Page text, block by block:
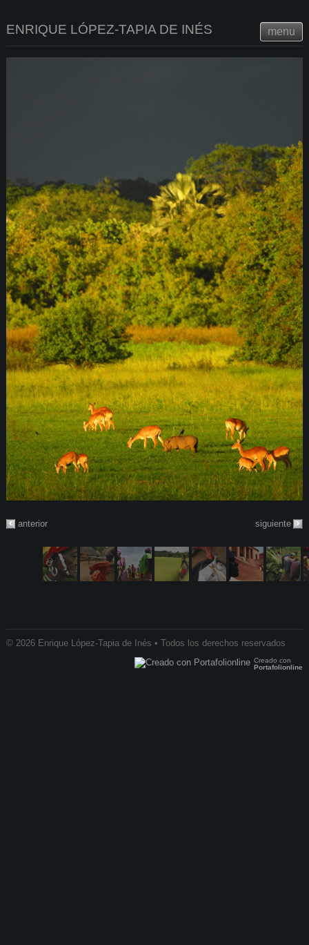
menu
ENRIQUE LÓPEZ-TAPIA DE INÉS
anterior siguiente
© 2026 Enrique López-Tapia de Inés • Todos los derechos reservados
Creado con
Portafolionline